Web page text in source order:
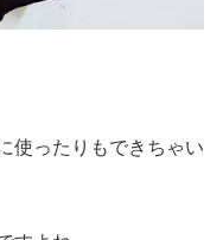
使ったりもできちゃい